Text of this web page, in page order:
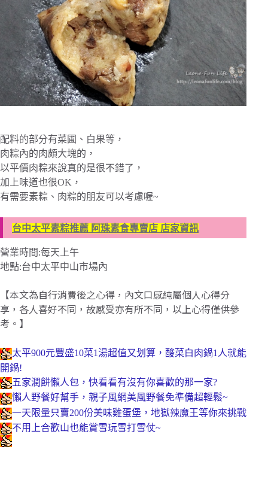
配料的部分有菜圃、白果等，
肉粽內的肉頗大塊的，
以平價肉粽來說真的是很不錯了，
加上味道也很OK，
有需要素粽、肉粽的朋友可以考慮喔~
台中太平素粽推薦 阿珠素食專賣店 店家資訊
營業時間:每天上午
地點:台中太平中山市場內
【本文為自行消費後之心得，內文口感純屬個人心得分
享，各人喜好不同，故感受亦有所不同，以上心得僅供參
考。】
太平900元豐盛10菜1湯超值又划算，酸菜白肉鍋1人就能
開鍋!
五家潤餅懶人包，快看看有沒有你喜歡的那一家?
懶人野餐好幫手，親子風網美風野餐免準備超輕鬆~
一天限量只賣200份美味雞蛋堡，地獄辣魔王等你來挑戰
不用上合歡山也能賞雪玩雪打雪仗~